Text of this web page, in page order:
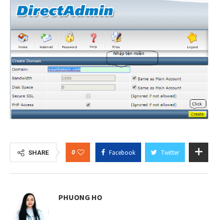
SHARE 0 Facebook Twitter
PHUONG HO